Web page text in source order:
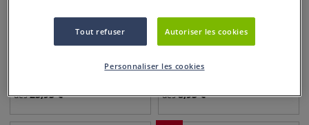
Médium de lissage pour
dès25,95€
Médium pouring Verre
Liquide Tri-Art
dès8,95€
Tout refuser Autoriser les cookies
Personnaliser les cookies